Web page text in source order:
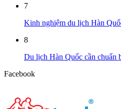
7
Kinh nghiệm du lịch Hàn
8
Du lịch Hàn Quốc cần chuẩn
Facebook